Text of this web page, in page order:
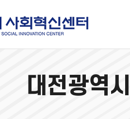
대전광역